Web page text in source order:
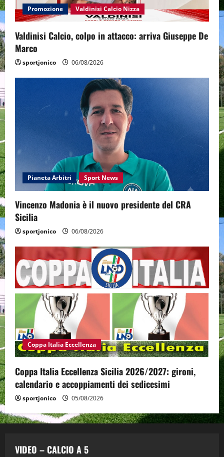
Promozione Valdinisi Calcio Nizza
Valdinisi Calcio, colpo in attacco: arriva Giuseppe De
Marco
sportjonico 06/08/2026
Pianeta Arbitri Sport News
Vincenzo Madonia è il nuovo presidente del CRA
Sicilia
sportjonico 06/08/2026
Coppa Italia Eccellenza
Coppa Italia Eccellenza Sicilia 2026/2027: gironi,
calendario e accoppiamenti dei sedicesimi
sportjonico 05/08/2026
VIDEO – CALCIO A 5